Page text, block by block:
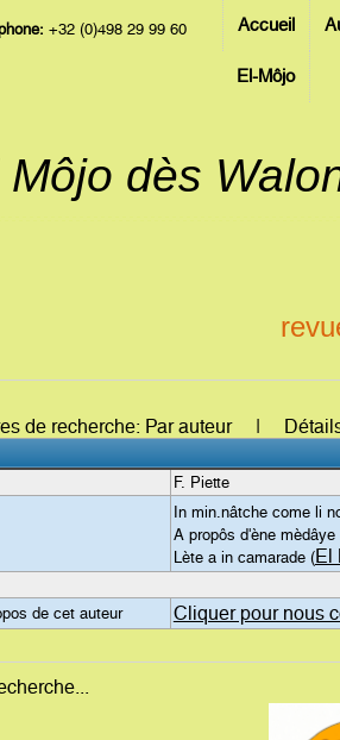
+32 (0)498 29 99 60 Accueil
El-Môjo
Môjo dès
de recherche: Par auteur |
F. Piette
In min.nâtche come li
A propôs d'ène mèdâye
Lète a in camarade (El
de cet auteur Cliquer pour nous